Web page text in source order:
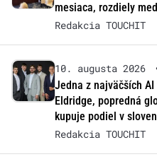
mesiaca, rozdiely
Redakcia TOUCHIT
10. augusta 2026
Jedna z najväčších
Eldridge, popredná
kupuje podiel v
Redakcia TOUCHIT